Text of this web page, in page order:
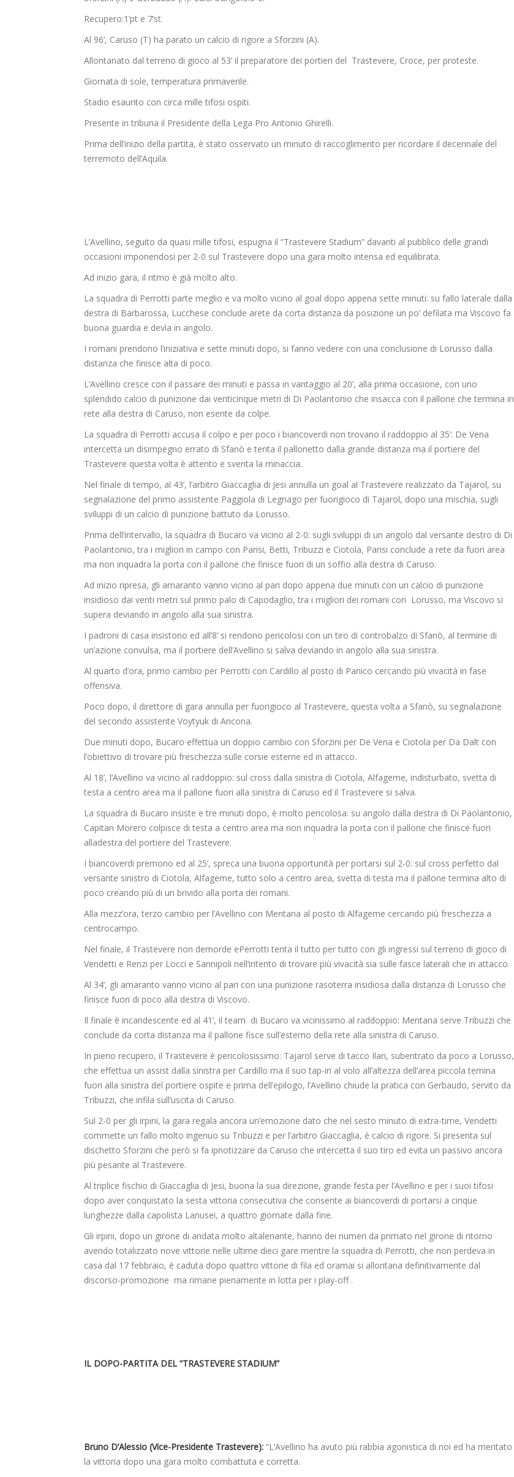
Recupero:1’pt e 7’st.
Al 96’, Caruso (T) ha parato un calcio di rigore a Sforzini (A).
Allontanato dal terreno di gioco al 53’ il preparatore dei portieri del Trastevere, Croce, per proteste.
Giornata di sole, temperatura primaverile.
Stadio esaurito con circa mille tifosi ospiti.
Presente in tribuna il Presidente della Lega Pro Antonio Ghirelli.
Prima dell’inizio della partita, è stato osservato un minuto di raccoglimento per ricordare il decennale del
terremoto dell’Aquila.
L’Avellino, seguito da quasi mille tifosi, espugna il “Trastevere Stadium” davanti al pubblico delle grandi
occasioni imponendosi per 2-0 sul Trastevere dopo una gara molto intensa ed equilibrata.
Ad inizio gara, il ritmo è già molto alto.
La squadra di Perrotti parte meglio e va molto vicino al goal dopo appena sette minuti: su fallo laterale dalla
destra di Barbarossa, Lucchese conclude arete da corta distanza da posizione un po’ defilata ma Viscovo fa
buona guardia e devìa in angolo.
I romani prendono l’iniziativa e sette minuti dopo, si fanno vedere con una conclusione di Lorusso dalla
distanza che finisce alta di poco.
L’Avellino cresce con il passare dei minuti e passa in vantaggio al 20’, alla prima occasione, con uno
splendido calcio di punizione dai venticinque metri di Di Paolantonio che insacca con il pallone che termina in
rete alla destra di Caruso, non esente da colpe.
La squadra di Perrotti accusa il colpo e per poco i biancoverdi non trovano il raddoppio al 35’: De Vena
intercetta un disimpegno errato di Sfanò e tenta il pallonetto dalla grande distanza ma il portiere del
Trastevere questa volta è attento e sventa la minaccia.
Nel finale di tempo, al 43’, l’arbitro Giaccaglia di Jesi annulla un goal al Trastevere realizzato da Tajarol, su
segnalazione del primo assistente Paggiola di Legnago per fuorigioco di Tajarol, dopo una mischia, sugli
sviluppi di un calcio di punizione battuto da Lorusso.
Prima dell’intervallo, la squadra di Bucaro va vicino al 2-0: sugli sviluppi di un angolo dal versante destro di Di
Paolantonio, tra i migliori in campo con Parisi, Betti, Tribuzzi e Ciotola, Parisi conclude a rete da fuori area
ma non inquadra la porta con il pallone che finisce fuori di un soffio alla destra di Caruso.
Ad inizio ripresa, gli amaranto vanno vicino al pari dopo appena due minuti con un calcio di punizione
insidioso dai venti metri sul primo palo di Capodaglio, tra i migliori dei romani con Lorusso, ma Viscovo si
supera deviando in angolo alla sua sinistra.
I padroni di casa insistono ed all’8’ si rendono pericolosi con un tiro di controbalzo di Sfanò, al termine di
un’azione convulsa, ma il portiere dell’Avellino si salva deviando in angolo alla sua sinistra.
Al quarto d’ora, primo cambio per Perrotti con Cardillo al posto di Panico cercando più vivacità in fase
offensiva.
Poco dopo, il direttore di gara annulla per fuorigioco al Trastevere, questa volta a Sfanò, su segnalazione
del secondo assistente Voytyuk di Ancona.
Due minuti dopo, Bucaro effettua un doppio cambio con Sforzini per De Vena e Ciotola per Da Dalt con
l’obiettivo di trovare più freschezza sulle corsie esterne ed in attacco.
Al 18’, l’Avellino va vicino al raddoppio: sul cross dalla sinistra di Ciotola, Alfageme, indisturbato, svetta di
testa a centro area ma il pallone fuori alla sinistra di Caruso ed il Trastevere si salva.
La squadra di Bucaro insiste e tre minuti dopo, è molto pericolosa: su angolo dalla destra di Di Paolantonio,
Capitan Morero colpisce di testa a centro area ma non inquadra la porta con il pallone che finisce fuori
alladestra del portiere del Trastevere.
I biancoverdi premono ed al 25’, spreca una buona opportunità per portarsi sul 2-0: sul cross perfetto dal
versante sinistro di Ciotola, Alfageme, tutto solo a centro area, svetta di testa ma il pallone termina alto di
poco creando più di un brivido alla porta dei romani.
Alla mezz’ora, terzo cambio per l’Avellino con Mentana al posto di Alfageme cercando più freschezza a
centrocampo.
Nel finale, il Trastevere non demorde ePerrotti tenta il tutto per tutto con gli ingressi sul terreno di gioco di
Vendetti e Renzi per Locci e Sannipoli nell’intento di trovare più vivacità sia sulle fasce laterali che in attacco.
Al 34’, gli amaranto vanno vicino al pari con una punizione rasoterra insidiosa dalla distanza di Lorusso che
finisce fuori di poco alla destra di Viscovo.
Il finale è incandescente ed al 41’, il team di Bucaro va vicinissimo al raddoppio: Mentana serve Tribuzzi che
conclude da corta distanza ma il pallone fisce sull’esterno della rete alla sinistra di Caruso.
In pieno recupero, il Trastevere è pericolosissimo: Tajarol serve di tacco Ilari, subentrato da poco a Lorusso,
che effettua un assist dalla sinistra per Cardillo ma il suo tap-in al volo all’altezza dell’area piccola temina
fuori alla sinistra del portiere ospite e prima dell’epilogo, l’Avellino chiude la pratica con Gerbaudo, servito da
Tribuzzi, che infila sull’uscita di Caruso.
Sul 2-0 per gli irpini, la gara regala ancora un’emozione dato che nel sesto minuto di extra-time, Vendetti
commette un fallo molto ingenuo su Tribuzzi e per l’arbitro Giaccaglia, è calcio di rigore. Si presenta sul
dischetto Sforzini che però si fa ipnotizzare da Caruso che intercetta il suo tiro ed evita un passivo ancora
più pesante al Trastevere.
Al triplice fischio di Giaccaglia di Jesi, buona la sua direzione, grande festa per l’Avellino e per i suoi tifosi
dopo aver conquistato la sesta vittoria consecutiva che consente ai biancoverdi di portarsi a cinque
lunghezze dalla capolista Lanusei, a quattro giornate dalla fine.
Gli irpini, dopo un girone di andata molto altalenante, hanno dei numeri da primato nel girone di ritorno
avendo totalizzato nove vittorie nelle ultime dieci gare mentre la squadra di Perrotti, che non perdeva in
casa dal 17 febbraio, è caduta dopo quattro vittorie di fila ed oramai si allontana definitivamente dal
discorso-promozione ma rimane pienamente in lotta per i play-off .
IL DOPO-PARTITA DEL “TRASTEVERE STADIUM”
Bruno D’Alessio (Vice-Presidente Trastevere): “L’Avellino ha avuto più rabbia agonistica di noi ed ha meritato
la vittoria dopo una gara molto combattuta e corretta.